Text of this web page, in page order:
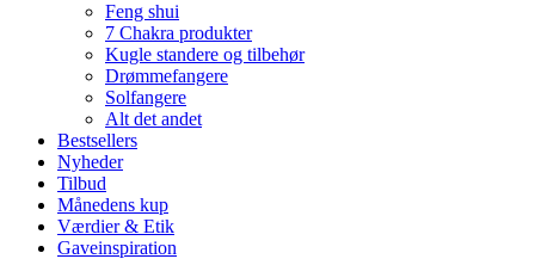
Feng shui
7 Chakra produkter
Kugle standere og tilbehør
Drømmefangere
Solfangere
Alt det andet
Bestsellers
Nyheder
Tilbud
Månedens kup
Værdier & Etik
Gaveinspiration